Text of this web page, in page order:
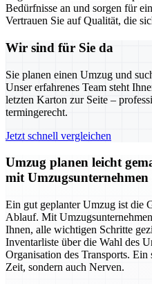
Bedürfnisse an und sorgen für
Vertrauen Sie auf Qualität, die
Wir sind für Sie da
Sie planen einen Umzug und
Unser erfahrenes Team steht
letzten Karton zur Seite –
termingerecht.
Jetzt schnell vergleichen
Umzug planen leicht
mit
Ein gut geplanter Umzug ist die
Ablauf. Mit
Ihnen, alle wichtigen Schritte
Inventarliste über die Wahl des
Organisation des Transports.
Zeit, sondern auch Nerven.